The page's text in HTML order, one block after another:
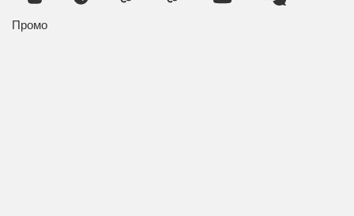
Промо